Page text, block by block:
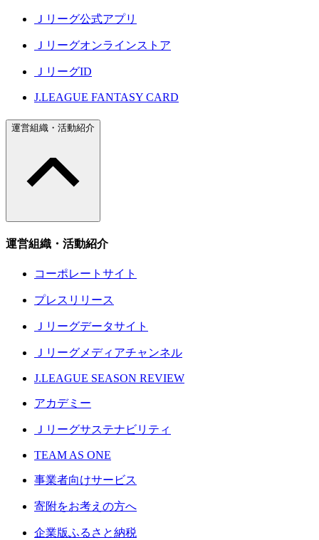
Ｊリーグ公式アプリ
Ｊリーグオンラインストア
ＪリーグID
J.LEAGUE FANTASY CARD
運営組織・活動紹介
運営組織・活動紹介
コーポレートサイト
プレスリリース
Ｊリーグデータサイト
Ｊリーグメディアチャンネル
J.LEAGUE SEASON REVIEW
アカデミー
Ｊリーグサステナビリティ
TEAM AS ONE
事業者向けサービス
寄附をお考えの方へ
企業版ふるさと納税